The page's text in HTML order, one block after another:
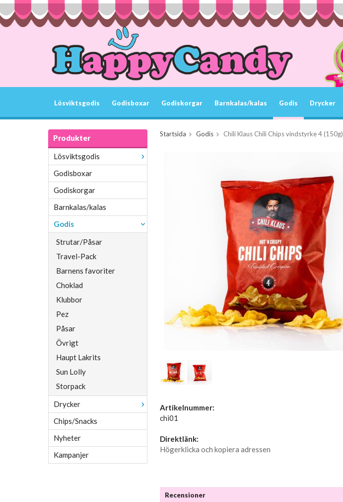
Lösviktsgodis Godisboxar Godiskorgar Barnkalas/kalas Godis Drycker
Produkter
Lösviktsgodis
Godisboxar
Godiskorgar
Barnkalas/kalas
Godis
Strutar/Påsar
Travel-Pack
Barnens favoriter
Choklad
Klubbor
Pez
Påsar
Övrigt
Haupt Lakrits
Sun Lolly
Storpack
Drycker
Chips/Snacks
Nyheter
Kampanjer
Startsida Godis Chili Klaus Chili Chips vindstyrke 4 (150g)
Artikelnummer:
chi01
Direktlänk:
Högerklicka och kopiera adressen
Recensioner